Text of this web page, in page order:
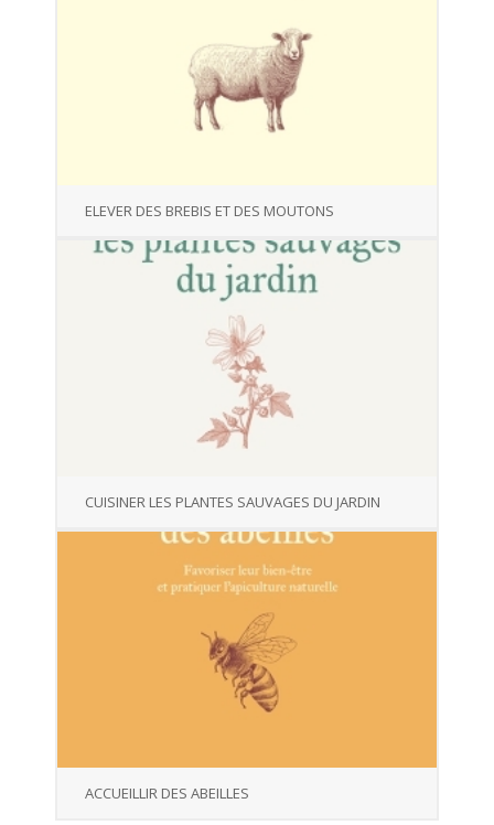
ELEVER DES BREBIS ET DES MOUTONS
CUISINER LES PLANTES SAUVAGES DU JARDIN
ACCUEILLIR DES ABEILLES